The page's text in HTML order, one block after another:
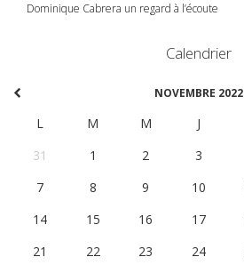
Dominique Cabrera un regard à l’écoute
Calendrier
NOVEMBRE 2022
L M M J
31
1 2 3
7
8 9 10
14
15 16 17
21
22 23 24